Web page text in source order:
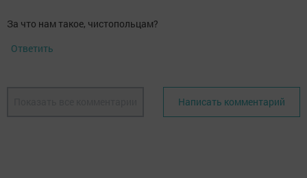
За что нам такое, чистопольцам?
Ответить
Написать комментарий